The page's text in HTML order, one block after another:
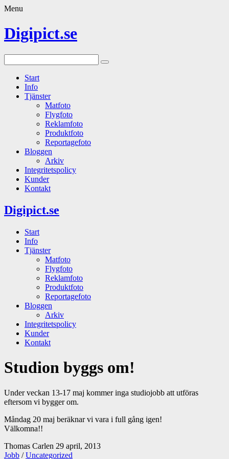
Menu
Digipict.se
Start
Info
Tjänster
Matfoto
Flygfoto
Reklamfoto
Produktfoto
Reportagefoto
Bloggen
Arkiv
Integritetspolicy
Kunder
Kontakt
Digipict.se
Start
Info
Tjänster
Matfoto
Flygfoto
Reklamfoto
Produktfoto
Reportagefoto
Bloggen
Arkiv
Integritetspolicy
Kunder
Kontakt
Studion byggs om!
Under veckan 13-17 maj kommer inga studiojobb att utföras
eftersom vi bygger om.
Måndag 20 maj beräknar vi vara i full gång igen!
Välkomna!!
Thomas Carlen 29 april, 2013
Jobb /Uncategorized